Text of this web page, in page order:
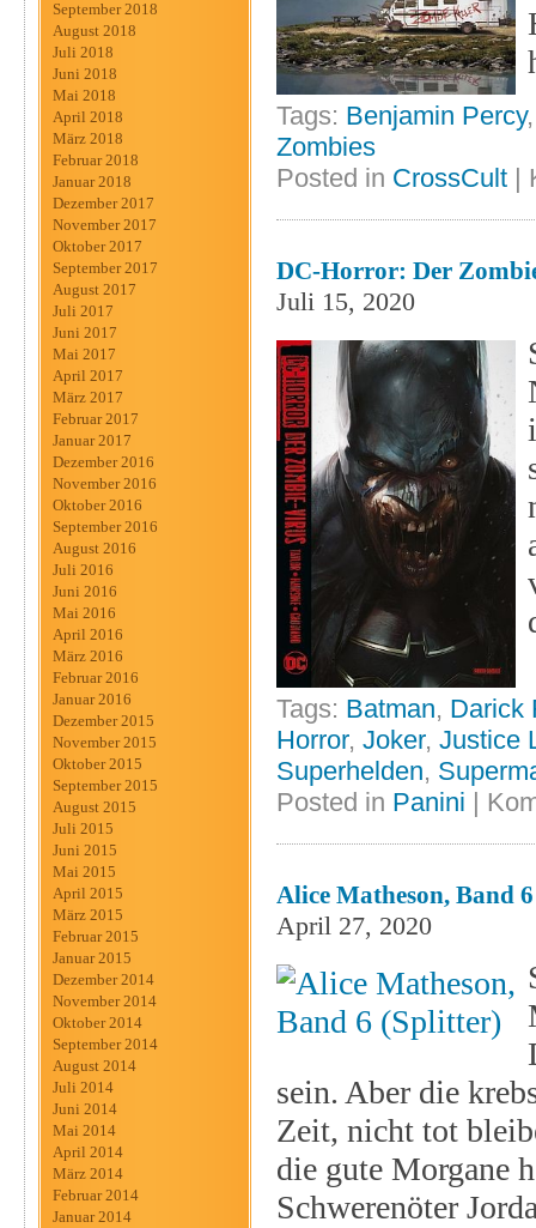
September 2018
August 2018
Juli 2018
Juni 2018
Mai 2018
April 2018
März 2018
Februar 2018
Januar 2018
Dezember 2017
November 2017
Oktober 2017
September 2017
August 2017
Juli 2017
Juni 2017
Mai 2017
April 2017
März 2017
Februar 2017
Januar 2017
Dezember 2016
November 2016
Oktober 2016
September 2016
August 2016
Juli 2016
Juni 2016
Mai 2016
April 2016
März 2016
Februar 2016
Januar 2016
Dezember 2015
November 2015
Oktober 2015
September 2015
August 2015
Juli 2015
Juni 2015
Mai 2015
April 2015
März 2015
Februar 2015
Januar 2015
Dezember 2014
November 2014
Oktober 2014
September 2014
August 2014
Juli 2014
Juni 2014
Mai 2014
April 2014
März 2014
Februar 2014
Januar 2014
Tags: Benjamin Percy
Zombies
Posted in CrossCult |
DC-Horror: Der
Juli 15, 2020
Tags: Batman, Darick
Horror, Joker, Justice
Superhelden,
Posted in Panini |
Alice Matheson, Band
April 27, 2020
sein. Aber die
Zeit, nicht tot
die gute Morgane
Schwerenöter